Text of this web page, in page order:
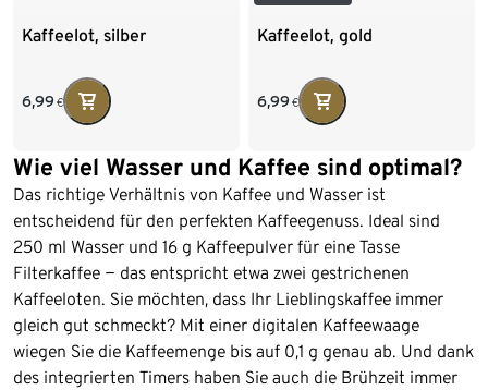
Kaffeelot, silber
6,99 €
Kaffeelot, gold
6,99 €
Wie viel Wasser und Kaffee sind optimal?
Das richtige Verhältnis von Kaffee und Wasser ist
entscheidend für den perfekten Kaffeegenuss. Ideal sind
250 ml Wasser und 16 g Kaffeepulver für eine Tasse
Filterkaffee − das entspricht etwa zwei gestrichenen
Kaffeeloten. Sie möchten, dass Ihr Lieblingskaffee immer
gleich gut schmeckt? Mit einer digitalen Kaffeewaage
wiegen Sie die Kaffeemenge bis auf 0,1 g genau ab. Und dank
des integrierten Timers haben Sie auch die Brühzeit immer